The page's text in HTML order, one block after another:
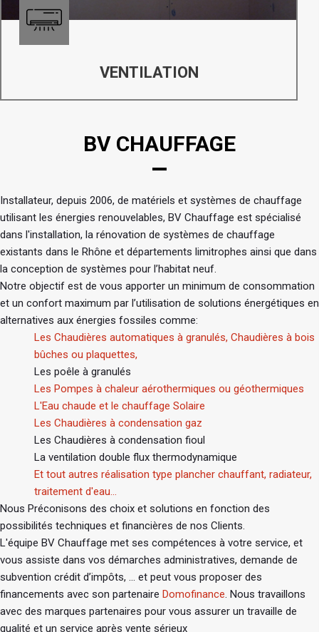
VENTILATION
BV CHAUFFAGE
Installateur, depuis 2006, de matériels et systèmes de chauffage
utilisant les énergies renouvelables, BV Chauffage est spécialisé
dans l'installation, la rénovation de systèmes de chauffage
existants dans le Rhône et départements limitrophes ainsi que dans
la conception de systèmes pour l’habitat neuf.
Notre objectif est de vous apporter un minimum de consommation
et un confort maximum par l’utilisation de solutions énergétiques en
alternatives aux énergies fossiles comme:
Les Chaudières automatiques à granulés, Chaudières à bois
bûches ou plaquettes,
Les poêle à granulés
Les Pompes à chaleur aérothermiques ou géothermiques
L'Eau chaude et le chauffage Solaire
Les Chaudières à condensation gaz
Les Chaudières à condensation fioul
La ventilation double flux thermodynamique
Et tout autres réalisation type plancher chauffant, radiateur,
traitement d'eau...
Nous Préconisons des choix et solutions en fonction des
possibilités techniques et financières de nos Clients.
L'équipe BV Chauffage met ses compétences à votre service, et
vous assiste dans vos démarches administratives, demande de
subvention crédit d’impôts, ... et peut vous proposer des
financements avec son partenaire Domofinance. Nous travaillons
avec des marques partenaires pour vous assurer un travaille de
qualité et un service après vente sérieux